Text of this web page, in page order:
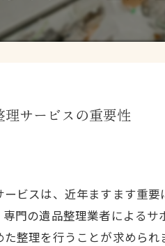
サービスの重要性
ビスは、近年ますます重
門の遺品整理業者による
整理を行うことが求めら